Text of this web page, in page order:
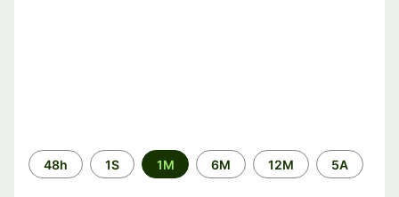
Período
de
48h 1S 1M 6M 12M 5A